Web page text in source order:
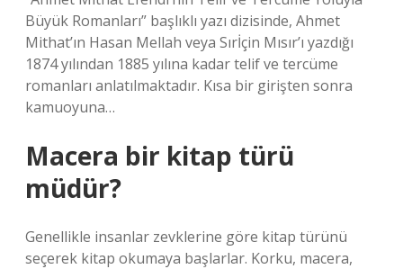
Büyük Romanları” başlıklı yazı dizisinde, Ahmet
Mithat’ın Hasan Mellah veya Sırİçin Mısır’ı yazdığı
1874 yılından 1885 yılına kadar telif ve tercüme
romanları anlatılmaktadır. Kısa bir girişten sonra
kamuoyuna…
Macera bir kitap türü
müdür?
Genellikle insanlar zevklerine göre kitap türünü
seçerek kitap okumaya başlarlar. Korku, macera,